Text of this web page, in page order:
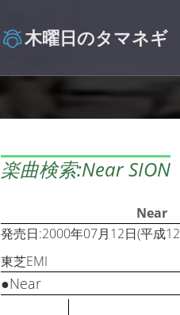
木曜日のタマネギ
楽曲検索:Near SION
Near
発売日:2000年07月12日(平成
東芝EMI
●Near